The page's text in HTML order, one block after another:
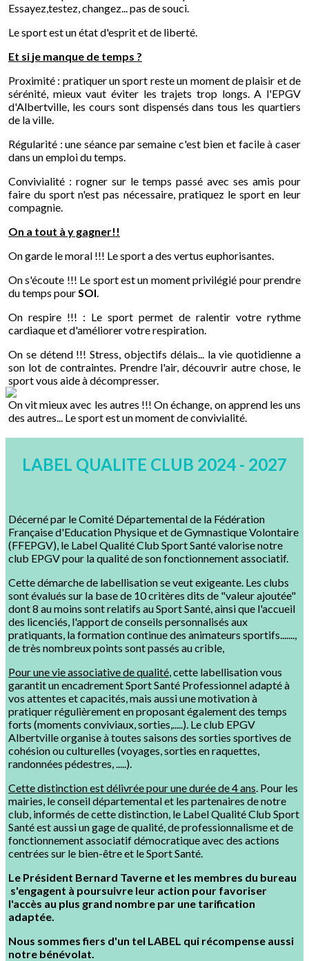
Essayez,testez, changez... pas de souci.
Le sport est un état d'esprit et de liberté.
Et si je manque de temps ?
Proximité : pratiquer un sport reste un moment de plaisir et de
sérénité, mieux vaut éviter les trajets trop longs. A l'EPGV
d'Albertville, les cours sont dispensés dans tous les quartiers
de la ville.
Régularité : une séance par semaine c'est bien et facile à caser
dans un emploi du temps.
Convivialité : rogner sur le temps passé avec ses amis pour
faire du sport n'est pas nécessaire, pratiquez le sport en leur
compagnie.
On a tout à y gagner!!
On garde le moral !!! Le sport a des vertus euphorisantes.
On s'écoute !!! Le sport est un moment privilégié pour prendre
du temps pour SOI
On respire !!! : Le sport permet de ralentir votre rythme
cardiaque et d'améliorer votre respiration.
On se détend !!! Stress, objectifs délais... la vie quotidienne a
son lot de contraintes. Prendre l'air, découvrir autre chose, le
sport vous aide à décompresser.
On vit mieux avec les autres !!! On échange, on apprend les uns
des autres... Le sport est un moment de convivialité.
LABEL QUALITE CLUB 2024 - 2027
Décerné par le Comité Départemental de la Fédération
Française d'Education Physique et de Gymnastique Volontaire
(FFEPGV), le Label Qualité Club Sport Santé valorise notre
club EPGV pour la qualité de son fonctionnement associatif.
Cette démarche de labellisation se veut exigeante. Les clubs
sont évalués sur la base de 10 critères dits de "valeur ajoutée"
dont 8 au moins sont relatifs au Sport Santé, ainsi que l'accueil
des licenciés, l'apport de conseils personnalisés aux
pratiquants, la formation continue des animateurs sportifs.......,
de très nombreux points sont passés au crible,
Pour une vie associative de qualité , cette labellisation vous
garantit un encadrement Sport Santé Professionnel adapté à
vos attentes et capacités, mais aussi une motivation à
pratiquer régulièrement en proposant également des temps
forts (moments conviviaux, sorties,.....). Le club EPGV
Albertville organise à toutes saisons des sorties sportives de
cohésion ou culturelles (voyages, sorties en raquettes,
randonnées pédestres, .....).
Cette distinction est délivrée pour une durée de 4 ans . Pour les
mairies, le conseil départemental et les partenaires de notre
club, informés de cette distinction, le Label Qualité Club Sport
Santé est aussi un gage de qualité, de professionnalisme et de
fonctionnement associatif démocratique avec des actions
centrées sur le bien-être et le Sport Santé.
Le Président Bernard Taverne et les membres du bureau
s'engagent à poursuivre leur action pour favoriser
l'accès au plus grand nombre par une tarification
adaptée.
Nous sommes fiers d'un tel LABEL qui récompense aussi
notre bénévolat.